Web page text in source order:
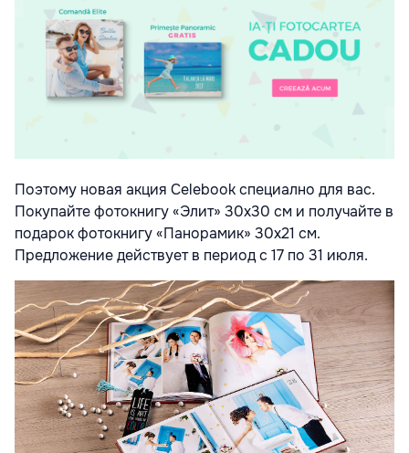
Поэтому новая акция Celeboоk специално для вас.
Покупайте фотокнигу «Элит» 30х30 см и получайте в
подарок фотокнигу «Панорамик» 30х21 см.
Предложение действует в период с 17 по 31 июля.